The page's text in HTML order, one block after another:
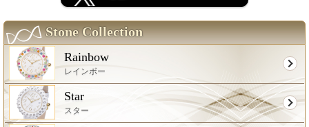
Stone Collection
Rainbow
レインボー
Star
スター